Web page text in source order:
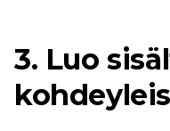
3. Luo